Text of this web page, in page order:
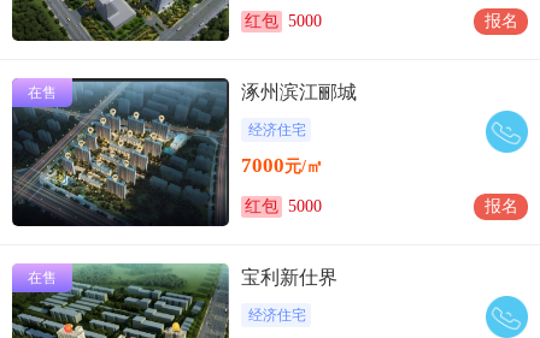
红包 5000 报名
在售 涿州滨江郦城
经济住宅
7000元/㎡
红包 5000 报名
在售 宝利新仕界
经济住宅